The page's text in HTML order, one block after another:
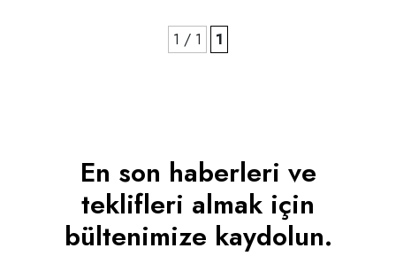
1 / 1 1
En son haberleri ve
teklifleri almak için
bültenimize kaydolun.